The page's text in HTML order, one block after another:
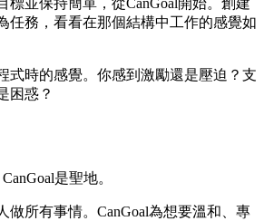
任務，看看在那個結構中工作的感覺如
式時的感覺。你感到激勵還是壓迫？支
困惑？
是聖地。
做所有事情。CanGoal為想要溫和、專